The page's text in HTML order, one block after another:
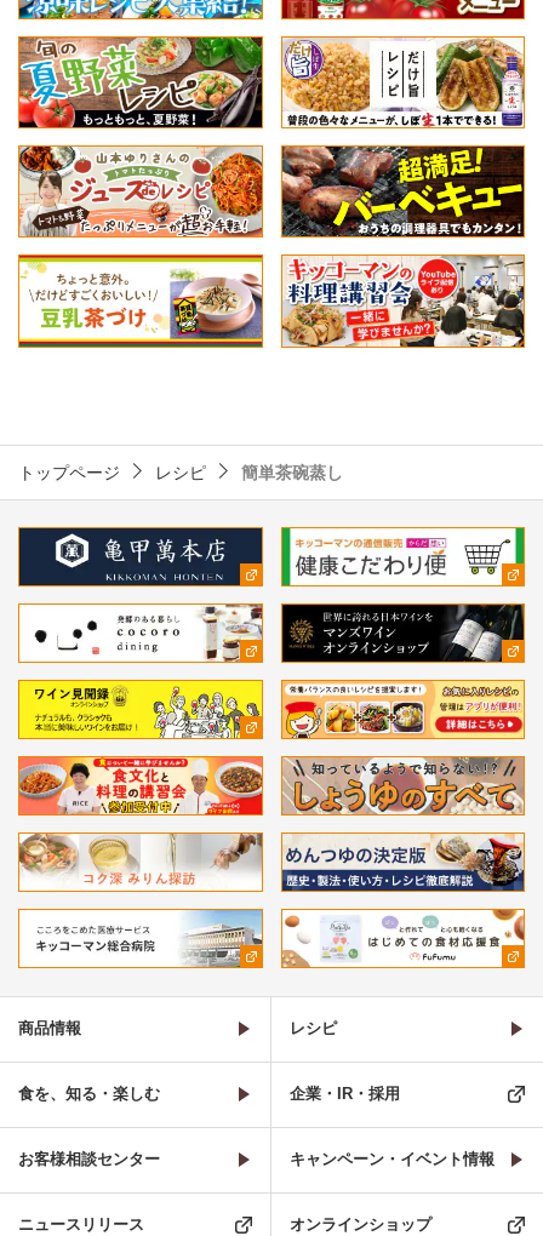
トップページ レシピ 簡単茶碗蒸し
商品情報 レシピ
食を、知る・楽しむ 企業・IR・採用
お客様相談センター キャンペーン・イベント情報
ニュースリリース オンラインショップ